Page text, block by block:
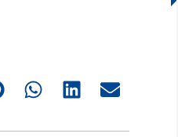
Share Share Share